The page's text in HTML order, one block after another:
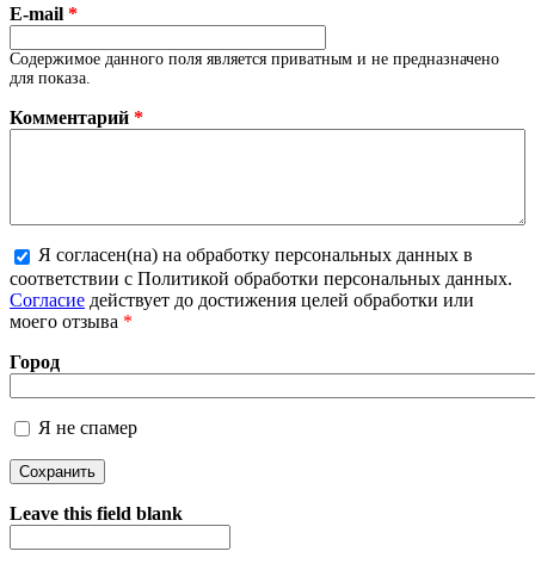
E-mail *
Содержимое данного поля является приватным и не предназначено
для показа.
Комментарий *
Более подробная информация о текстовых форматах
Я согласен(на) на обработку персональных данных в
соответствии с Политикой обработки персональных данных.
Согласие действует до достижения целей обработки или
моего отзыва *
Город
Я не спамер
Я спамер
Leave this field blank